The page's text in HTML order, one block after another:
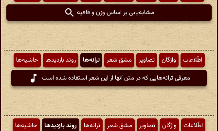
مشابه‌یابی بر اساس وزن و قافیه
اطّلاعات واژگان تصاویر مشق شعر ترانه‌ها روند بازدیدها
حاشیه‌ها
معرفی ترانه‌هایی که در متن آنها از این شعر استفاده شده است
اطّلاعات واژگان تصاویر مشق شعر ترانه‌ها روند بازدیدها حاشیه‌ها